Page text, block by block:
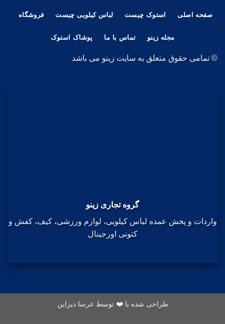
صفحه اصلی استوک چیست لباس کیلویی چیست فروشگاه
مجله زینو تماس با ما پوشاک استوک
© تمامی حقوق متعلق به سایت زینو می باشد
گروه تجاری زینو
واردات و پخش عمده لباس کیلویی، لوازم ورزشی، کیف، کفش و
کتونی اورجینال
طراحی شده با ❤️ توسط عرسا دیزاین